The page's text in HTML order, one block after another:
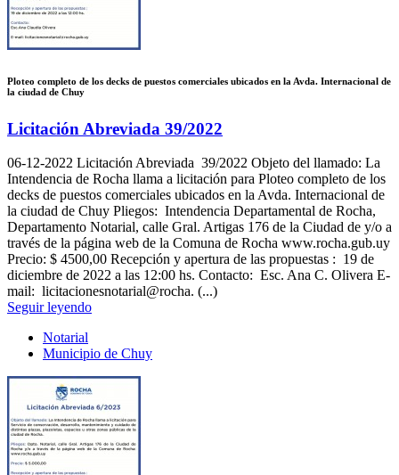
Ploteo completo de los decks de puestos comerciales ubicados en la Avda. Internacional de
la ciudad de Chuy
Licitación Abreviada 39/2022
06-12-2022 Licitación Abreviada 39/2022 Objeto del llamado: La
Intendencia de Rocha llama a licitación para Ploteo completo de los
decks de puestos comerciales ubicados en la Avda. Internacional de
la ciudad de Chuy Pliegos: Intendencia Departamental de Rocha,
Departamento Notarial, calle Gral. Artigas 176 de la Ciudad de y/o a
través de la página web de la Comuna de Rocha www.rocha.gub.uy
Precio: $ 4500,00 Recepción y apertura de las propuestas : 19 de
diciembre de 2022 a las 12:00 hs. Contacto: Esc. Ana C. Olivera E-
mail: licitacionesnotarial@rocha. (...)
Seguir leyendo
Notarial
Municipio de Chuy